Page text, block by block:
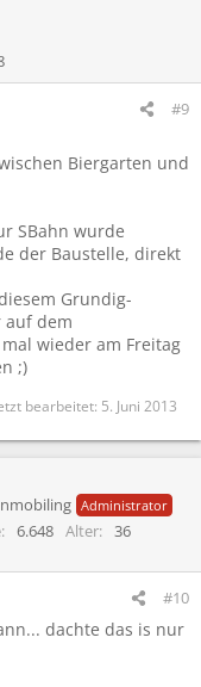
#9
Biergarten und
SBahn wurde
der Baustelle, direkt
Grundig-
auf dem
wieder am Freitag
;)
bearbeitet: 5. Juni 2013
Administrator
6.648 Alter
36
#10
dachte das is nur